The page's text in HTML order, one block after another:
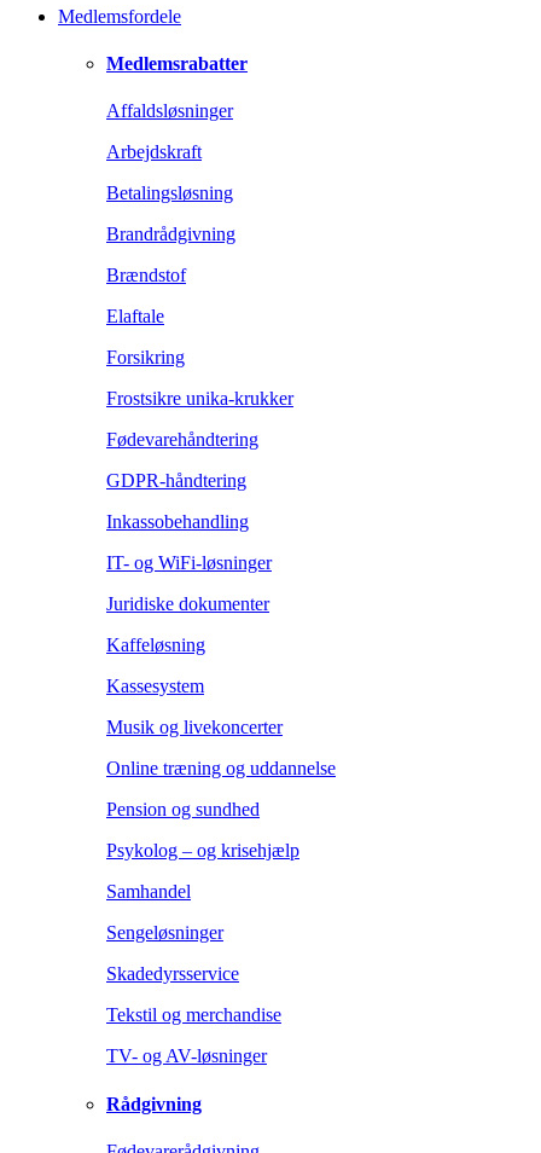
Medlemsfordele
Medlemsrabatter
Affaldsløsninger
Arbejdskraft
Betalingsløsning
Brandrådgivning
Brændstof
Elaftale
Forsikring
Frostsikre unika-krukker
Fødevarehåndtering
GDPR-håndtering
Inkassobehandling
IT- og WiFi-løsninger
Juridiske dokumenter
Kaffeløsning
Kassesystem
Musik og livekoncerter
Online træning og uddannelse
Pension og sundhed
Psykolog – og krisehjælp
Samhandel
Sengeløsninger
Skadedyrsservice
Tekstil og merchandise
TV- og AV-løsninger
Rådgivning